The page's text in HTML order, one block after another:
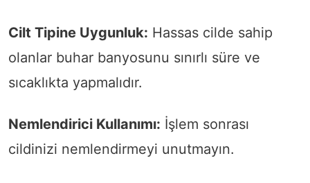
Cilt Tipine Uygunluk: Hassas cilde sahip
olanlar buhar banyosunu sınırlı süre ve
sıcaklıkta yapmalıdır.
Nemlendirici Kullanımı: İşlem sonrası
cildinizi nemlendirmeyi unutmayın.